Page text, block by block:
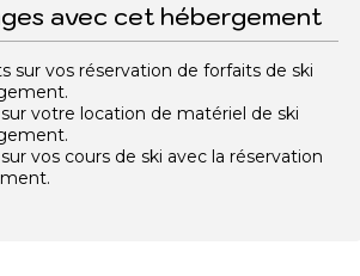
avec cet hébergement
sur vos réservation de forfaits de ski
votre location de matériel de ski
vos cours de ski avec la réservation